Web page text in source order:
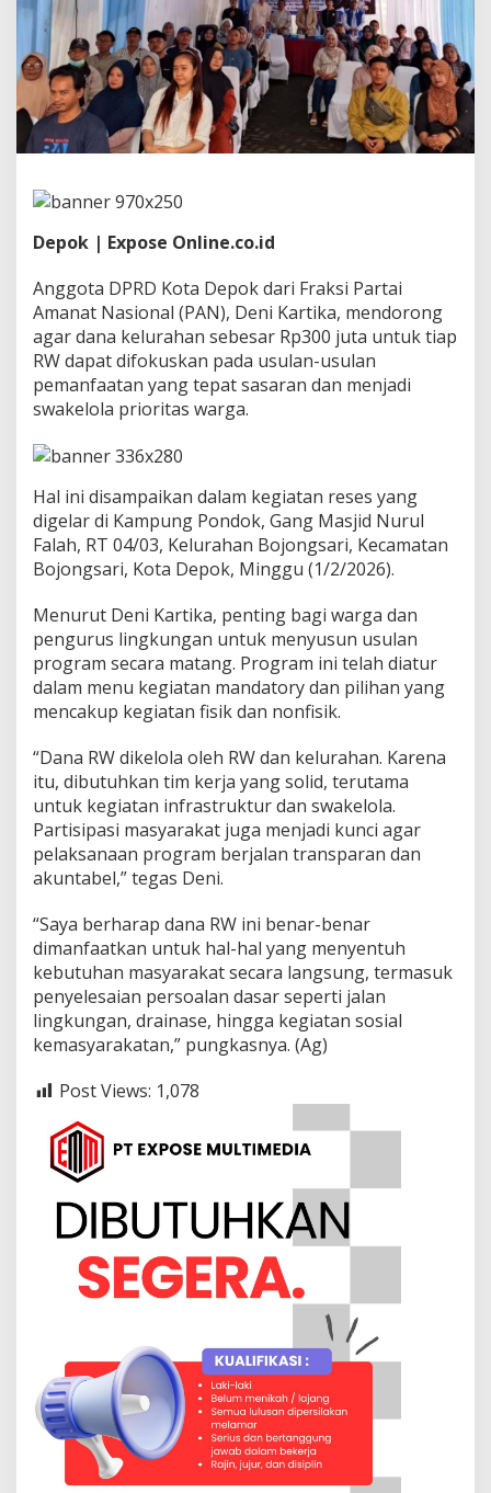
p
o
k
,
n
i
t
k
a
D
o
r
o
n
a
n
a
a
a
n
a
n
a
W
p
3
0
0
a
T
e
p
a
t
S
a
Depok | Expose Online.co.id
Anggota DPRD Kota Depok dari Fraksi Partai
Amanat Nasional (PAN), Deni Kartika, mendorong
agar dana kelurahan sebesar Rp300 juta untuk tiap
RW dapat difokuskan pada usulan-usulan
pemanfaatan yang tepat sasaran dan menjadi
swakelola prioritas warga.
Hal ini disampaikan dalam kegiatan reses yang
digelar di Kampung Pondok, Gang Masjid Nurul
Falah, RT 04/03, Kelurahan Bojongsari, Kecamatan
Bojongsari, Kota Depok, Minggu (1/2/2026).
Menurut Deni Kartika, penting bagi warga dan
pengurus lingkungan untuk menyusun usulan
program secara matang. Program ini telah diatur
dalam menu kegiatan mandatory dan pilihan yang
mencakup kegiatan fisik dan nonfisik.
“Dana RW dikelola oleh RW dan kelurahan. Karena
itu, dibutuhkan tim kerja yang solid, terutama
untuk kegiatan infrastruktur dan swakelola.
Partisipasi masyarakat juga menjadi kunci agar
pelaksanaan program berjalan transparan dan
akuntabel,” tegas Deni.
“Saya berharap dana RW ini benar-benar
dimanfaatkan untuk hal-hal yang menyentuh
kebutuhan masyarakat secara langsung, termasuk
penyelesaian persoalan dasar seperti jalan
lingkungan, drainase, hingga kegiatan sosial
kemasyarakatan,” pungkasnya. (Ag)
Post Views: 1,078